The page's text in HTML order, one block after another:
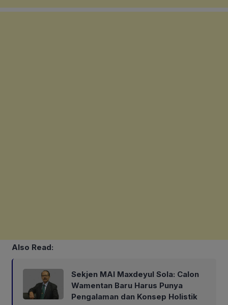
Also Read:
Sekjen MAI Maxdeyul Sola: Calon
Wamentan Baru Harus Punya
Pengalaman dan Konsep Holistik